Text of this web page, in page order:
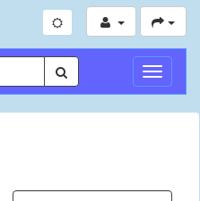
切
换
导